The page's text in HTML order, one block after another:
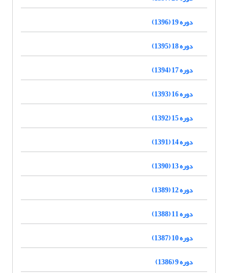
دوره 19 (1396)
دوره 18 (1395)
دوره 17 (1394)
دوره 16 (1393)
دوره 15 (1392)
دوره 14 (1391)
دوره 13 (1390)
دوره 12 (1389)
دوره 11 (1388)
دوره 10 (1387)
دوره 9 (1386)